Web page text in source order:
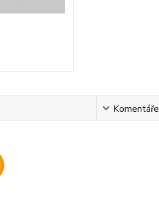
Komentáře